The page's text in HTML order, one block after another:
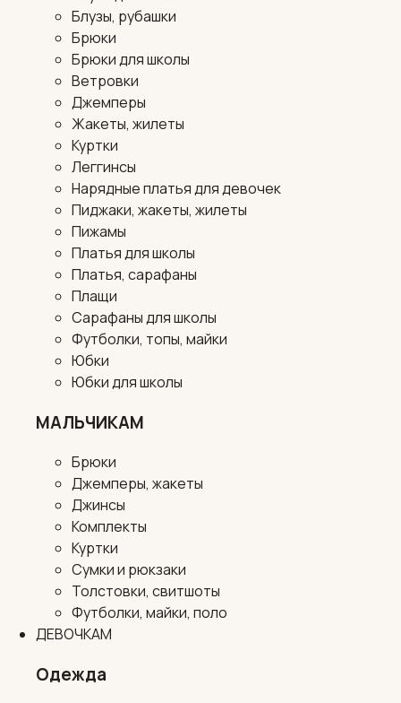
Блузы, рубашки
Брюки
Брюки для школы
Ветровки
Джемперы
Жакеты, жилеты
Куртки
Леггинсы
Нарядные платья для девочек
Пиджаки, жакеты, жилеты
Пижамы
Платья для школы
Платья, сарафаны
Плащи
Сарафаны для школы
Футболки, топы, майки
Юбки
Юбки для школы
МАЛЬЧИКАМ
Брюки
Джемперы, жакеты
Джинсы
Комплекты
Куртки
Сумки и рюкзаки
Толстовки, свитшоты
Футболки, майки, поло
ДЕВОЧКАМ
Одежда